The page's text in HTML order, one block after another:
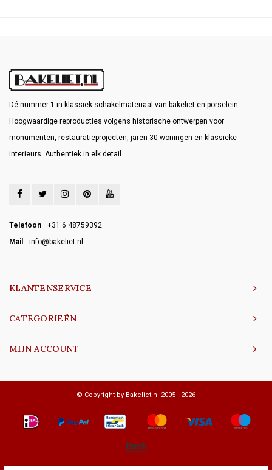
Dé nummer 1 in klassiek schakelmateriaal van bakeliet en porselein.
Hoogwaardige reproducties volgens historische ontwerpen voor
monumenten, restauratieprojecten, jaren 30-woningen en klassieke
interieurs. Authentiek in elk detail.
Telefoon
+31 6 48759392
Mail
info@bakeliet.nl
KLANTENSERVICE
CATEGORIEËN
MIJN ACCOUNT
© Copyright by Bakeliet.nl 2005 - 2026